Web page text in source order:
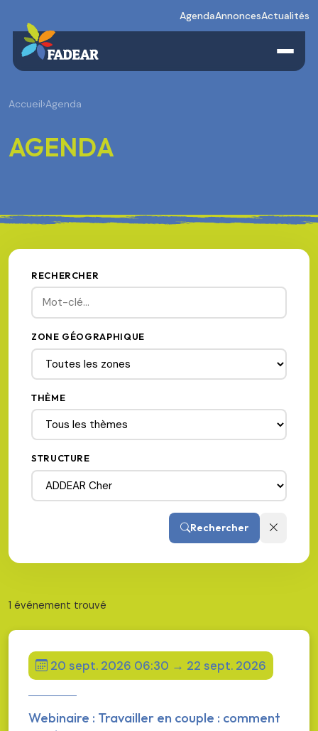
AgendaAnnoncesActualités
Accueil›Agenda
AGENDA
RECHERCHER
ZONE GÉOGRAPHIQUE
THÈME
STRUCTURE
Rechercher
1 événement trouvé
20 sept. 2026 06:30 → 22 sept. 2026
Webinaire : Travailler en couple : comment